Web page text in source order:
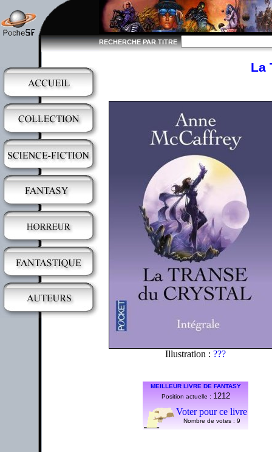
RECHERCHE PAR TITRE
La
Illustration : ???
MEILLEUR LIVRE DE FANTASY
Position actuelle : 1212
Voter pour ce livre
Nombre de votes : 9